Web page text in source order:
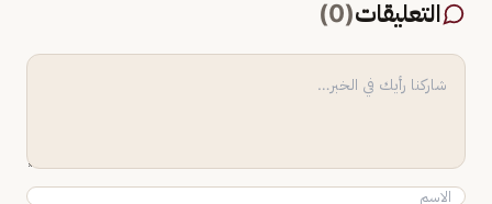
التعليقات(
0
)